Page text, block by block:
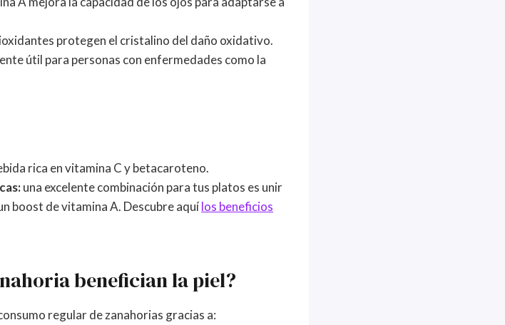
protegen el cristalino del daño oxidativo.
útil para personas con enfermedades como la
rica en vitamina C y betacaroteno.
una excelente combinación para tus platos es unir
boost de vitamina A. Descubre aquílos beneficios
benefician la piel?
regular de zanahorias gracias a: